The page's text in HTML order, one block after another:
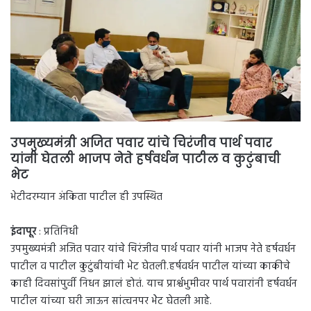
उपमुख्यमंत्री अजित पवार यांचे चिरंजीव पार्थ पवार
यांनी घेतली भाजप नेते हर्षवर्धन पाटील व कुटुंबाची
भेट
भेटीदरम्यान अंकिता पाटील ही उपस्थित
इंदापूर: प्रतिनिधी
उपमुख्यमंत्री अजित पवार यांचे चिरंजीव पार्थ पवार यांनी भाजप नेते हर्षवर्धन
पाटील व पाटील कुटुंबीयांची भेट घेतली.हर्षवर्धन पाटील यांच्या काकीचे
काही दिवसांपुर्वी निधन झालं होतं. याच प्रार्श्वभुमीवर पार्थ पवारांनी हर्षवर्धन
पाटील यांच्या घरी जाऊन सांत्वनपर भेेट घेतली आहे.